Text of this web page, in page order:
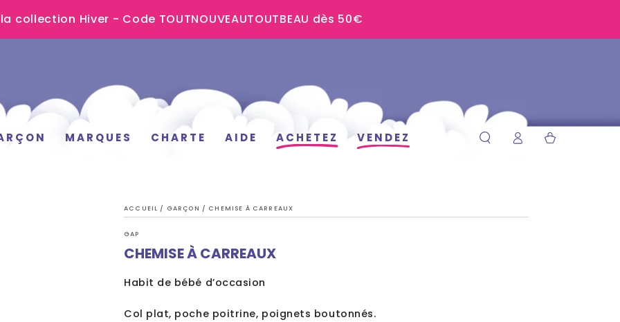
collection Hiver - Code TOUTNOUVEAUTOUTBEAU dès 50€
MARQUES CHARTE AIDE ACHETEZ VENDEZ ConnexionPanier
ACCUEIL / GARÇON / CHEMISE À CARREAUX
GAP
CHEMISE À CARREAUX
Habit de bébé d’occasion
Col plat, poche poitrine, poignets boutonnés.